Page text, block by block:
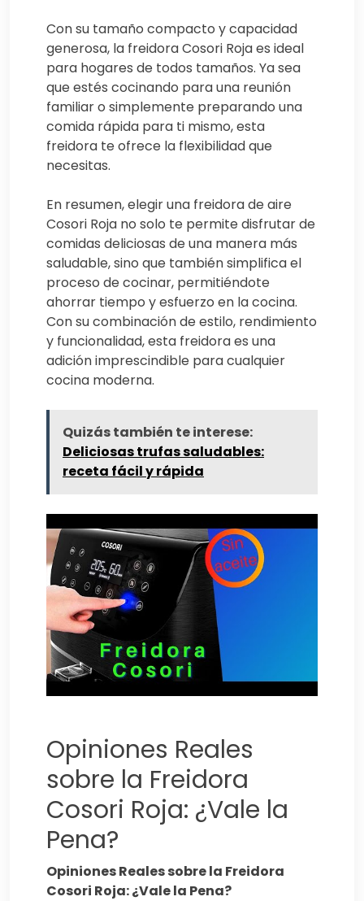
Con su tamaño compacto y capacidad
generosa, la freidora Cosori Roja es ideal
para hogares de todos tamaños. Ya sea
que estés cocinando para una reunión
familiar o simplemente preparando una
comida rápida para ti mismo, esta
freidora te ofrece la flexibilidad que
necesitas.
En resumen, elegir una freidora de aire
Cosori Roja no solo te permite disfrutar de
comidas deliciosas de una manera más
saludable, sino que también simplifica el
proceso de cocinar, permitiéndote
ahorrar tiempo y esfuerzo en la cocina.
Con su combinación de estilo, rendimiento
y funcionalidad, esta freidora es una
adición imprescindible para cualquier
cocina moderna.
Quizás también te interese:
Deliciosas trufas saludables:
receta fácil y rápida
Opiniones Reales
sobre la Freidora
Cosori Roja: ¿Vale la
Pena?
Opiniones Reales sobre la Freidora
Cosori Roja: ¿Vale la Pena?